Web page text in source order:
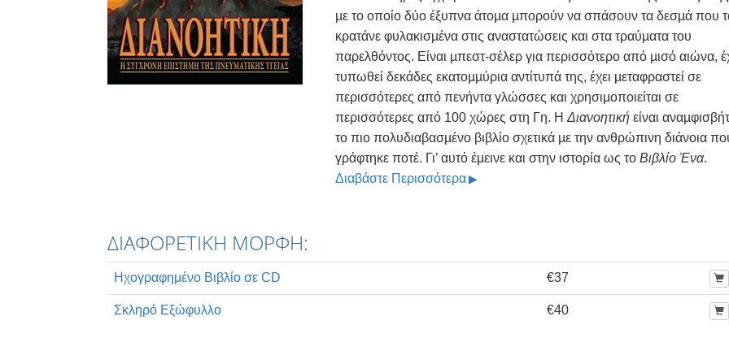
µε το οποίο δύο έξυπνα άτοµα µπορούν να σπάσουν τα δεσµά που
κρατάνε φυλακισµένα στις αναστατώσεις και στα τραύµατα του
παρελθόντος. Είναι µπεστ-σέλερ για περισσότερο από µισό αιώνα,
τυπωθεί δεκάδες εκατοµµύρια αντίτυπά της, έχει µεταφραστεί σε
περισσότερες από πενήντα γλώσσες και χρησιµοποιείται σε
περισσότερες από 100 χώρες στη Γη. Η Διανοητική είναι
το πιο πολυδιαβασµένο βιβλίο σχετικά µε την ανθρώπινη διάνοια
γράφτηκε ποτέ. Γι’ αυτό έµεινε και στην ιστορία ως το Βιβλίο Ένα.
Διαβάστε Περισσότερα
ΔΙΑΦΟΡΕΤΙΚΗ ΜΟΡΦΗ:
Ηχογραφημένο Βιβλίο σε CD €37
Σκληρό Εξώφυλλο €40